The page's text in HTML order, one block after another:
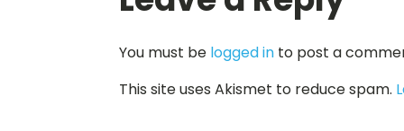
You must be logged in to post a
This site uses Akismet to reduce spam.